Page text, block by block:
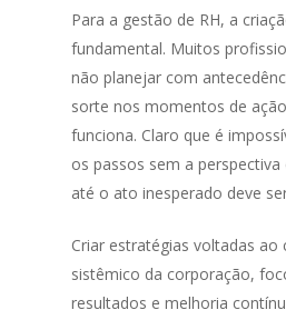
Para a gestão de RH, a
fundamental. Muitos
não planejar com
sorte nos momentos de
funciona. Claro que é
os passos sem a
até o ato inesperado deve
Criar estratégias voltadas ao
sistêmico da corporação,
resultados e melhoria